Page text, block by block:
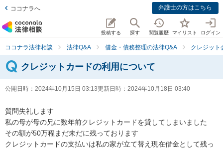
ココナラへ 弁護士の方はこちら
投稿する 探す 閲覧履歴 マイリスト ログイン
ココナラ法律相談 法律Q&A 借金・債務整理の法律Q&A クレジット
クレジットカードの利用について
公開日時： 2024年10月15日 03:13更新日時： 2024年10月18日 03:40
質問失礼します
私の母が母の兄に数年前クレジットカードを貸してしまいました
その額が50万程まだ未だに残っております
クレジットカードの支払いは私の家が立て替え現在借金として残っ